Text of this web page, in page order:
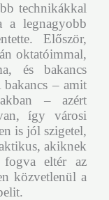
technikákkal
a legnagyobb
Először,
oktatóimmal,
és bakancs
bakancs – amit
– azért
így városi
is jól szigetel,
akiknek
eltér az
közvetlenül a